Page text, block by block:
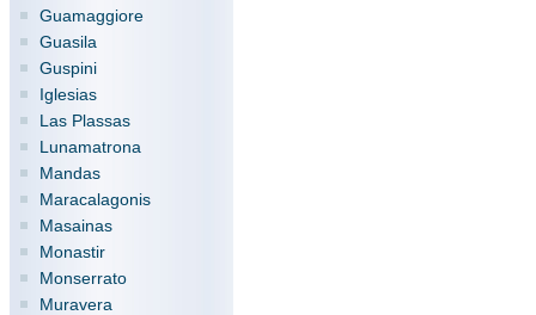
Guamaggiore
Guasila
Guspini
Iglesias
Las Plassas
Lunamatrona
Mandas
Maracalagonis
Masainas
Monastir
Monserrato
Muravera